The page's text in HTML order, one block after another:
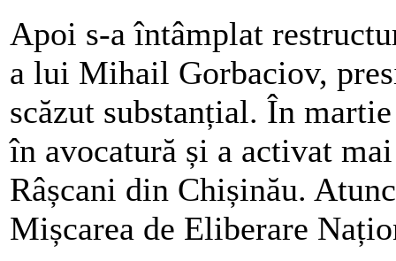
Apoi s-a întâmplat
a lui Mihail Gorbaciov,
scăzut substanțial. În
în avocatură și a activat
Râșcani din Chișinău.
Mișcarea de Eliberare